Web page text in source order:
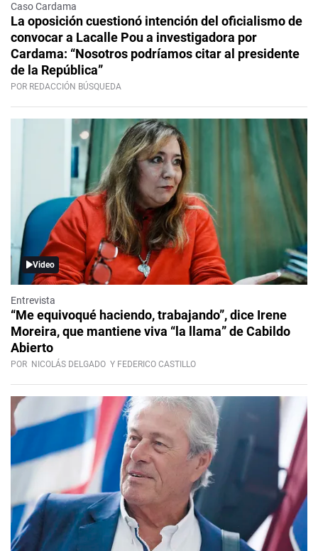
Caso Cardama
La oposición cuestionó intención del oficialismo de
convocar a Lacalle Pou a investigadora por
Cardama: “Nosotros podríamos citar al presidente
de la República”
POR REDACCIÓN BÚSQUEDA
Video
Entrevista
“Me equivoqué haciendo, trabajando”, dice Irene
Moreira, que mantiene viva “la llama” de Cabildo
Abierto
POR NICOLÁS DELGADO Y FEDERICO CASTILLO